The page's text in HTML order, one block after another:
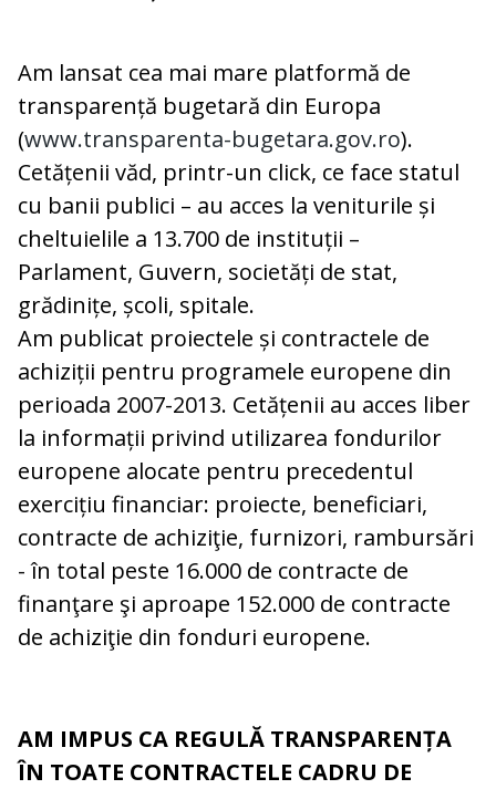
Am lansat cea mai mare platformă de
transparență bugetară din Europa
(www.transparenta-bugetara.gov.ro).
Cetățenii văd, printr-un click, ce face statul
cu banii publici – au acces la veniturile și
cheltuielile a 13.700 de instituții –
Parlament, Guvern, societăți de stat,
grădinițe, școli, spitale.
Am publicat proiectele și contractele de
achiziții pentru programele europene din
perioada 2007-2013. Cetățenii au acces liber
la informații privind utilizarea fondurilor
europene alocate pentru precedentul
exercițiu financiar: proiecte, beneficiari,
contracte de achiziţie, furnizori, rambursări
- în total peste 16.000 de contracte de
finanţare şi aproape 152.000 de contracte
de achiziţie din fonduri europene.
AM IMPUS CA REGULĂ TRANSPARENȚA
ÎN TOATE CONTRACTELE CADRU DE